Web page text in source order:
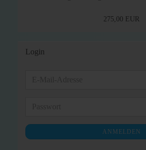
275,00 EUR
Login
ANMELDEN